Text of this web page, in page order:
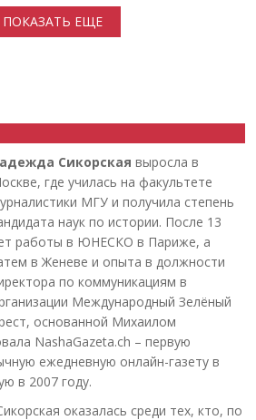
ПОКАЗАТЬ ЕЩЕ
Сикорская выросла в
где училась на факультете
МГУ и получила степень
наук по истории. После 13
работы в ЮНЕСКО в Париже, а
в Женеве и опыта в должности
по коммуникациям в
Международный Зелёный
основанной Михаилом
NashaGazeta.ch – первую
ежедневную онлайн-газету в
в 2007 году.
оказалась среди тех, кто, по